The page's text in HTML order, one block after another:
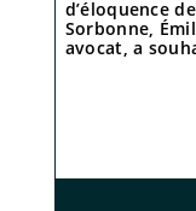
d’éloquence
Sorbonne,
avocat, a